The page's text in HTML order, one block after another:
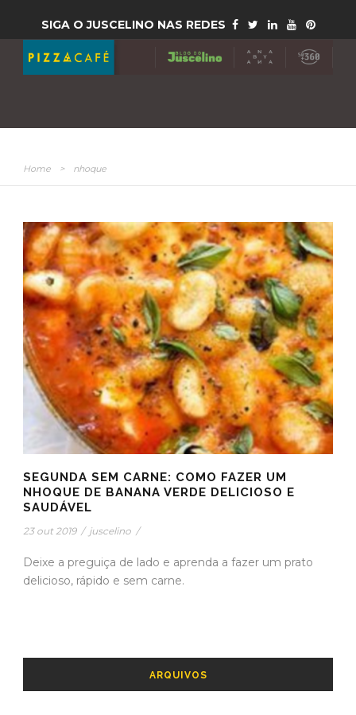
SIGA O JUSCELINO NAS REDES
Home > nhoque
SEGUNDA SEM CARNE: COMO FAZER UM
NHOQUE DE BANANA VERDE DELICIOSO E
SAUDÁVEL
23 out 2019 / juscelino /
Deixe a preguiça de lado e aprenda a fazer um prato
delicioso, rápido e sem carne.
ARQUIVOS